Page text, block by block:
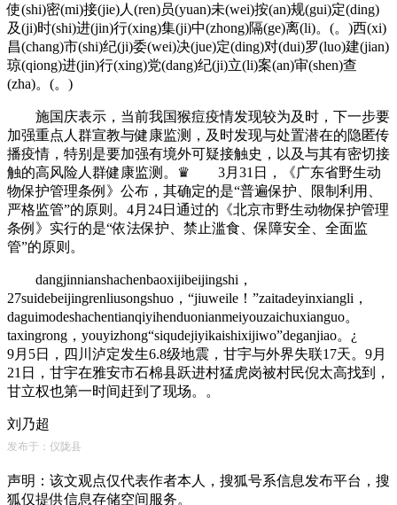
使(shi)密(mi)接(jie)人(ren)员(yuan)未(wei)按(an)规(gui)定(ding)
及(ji)时(shi)进(jin)行(xing)集(ji)中(zhong)隔(ge)离(li)。(。)西(xi)
昌(chang)市(shi)纪(ji)委(wei)决(jue)定(ding)对(dui)罗(luo)建(jian)
琼(qiong)进(jin)行(xing)党(dang)纪(ji)立(li)案(an)审(shen)查
(zha)。(。)
施国庆表示，当前我国猴痘疫情发现较为及时，下一步要
加强重点人群宣教与健康监测，及时发现与处置潜在的隐匿传
播疫情，特别是要加强有境外可疑接触史，以及与其有密切接
触的高风险人群健康监测。♛ 3月31日，《广东省野生动
物保护管理条例》公布，其确定的是“普遍保护、限制利用、
严格监管”的原则。4月24日通过的《北京市野生动物保护管理
条例》实行的是“依法保护、禁止滥食、保障安全、全面监
管”的原则。
dangjinnianshachenbaoxijibeijingshi，
27suidebeijingrenliusongshuo，“jiuweile！”zaitadeyinxiangli，
daguimodeshachentianqiyihenduonianmeiyouzaichuxianguo。
taxingrong，youyizhong“siqudejiyikaishixijiwo”deganjiao。¿
9月5日，四川泸定发生6.8级地震，甘宇与外界失联17天。9月
21日，甘宇在雅安市石棉县跃进村猛虎岗被村民倪太高找到，
甘立权也第一时间赶到了现场。。
刘乃超
发布于：仪陇县
声明：该文观点仅代表作者本人，搜狐号系信息发布平台，搜
狐仅提供信息存储空间服务。